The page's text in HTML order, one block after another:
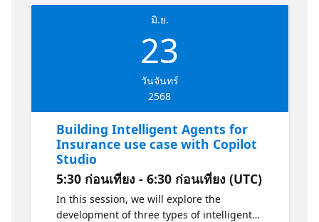
personne souhaitant approfondir ses
connaissances sur la création d’agents
intelligents, l’utilisation des modèles LLM et
des outils d’Azure AI Foundry. Pourquoi
cette session pour découvrir les concepts
clés des agents IA, apprendre à les créer et
en explorant les outils et sources de données
disponibles dans Azure AI. C’est une
occasion d’approfondir vos compétences
pratiques en IA et d’élargir vos
connaissances sur les technologies de pointe
d’Azure. Développez vos compétences et
มิ.ย.
23
วันจันทร์
2568
Building Intelligent Agents for
Insurance use case with Copilot
Studio
5:30 ก่อนเที่ยง - 6:30 ก่อนเที่ยง (UTC)
In this session, we will explore the
development of three types of intelligent